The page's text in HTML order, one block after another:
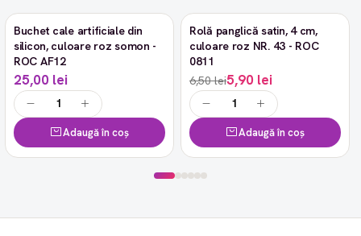
Buchet cale artificiale din
silicon, culoare roz somon -
ROC AF12
25,00 lei
Adaugă în coș
-9%
Rolă panglică satin, 4 cm,
culoare roz NR. 43 - ROC
0811
6,50 lei5,90 lei
Adaugă în coș